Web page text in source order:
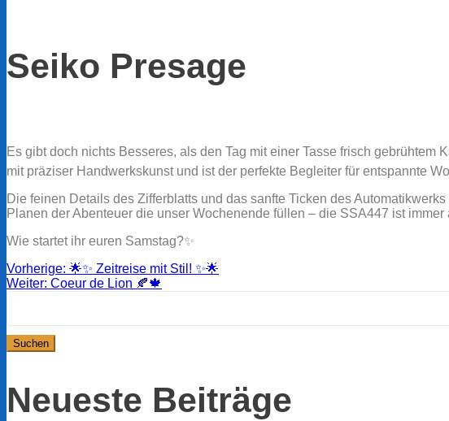
Seiko Presage
Es gibt doch nichts Besseres, als den Tag mit einer Tasse frisch
mit präziser Handwerkskunst und ist der perfekte Begleiter für entspannte
Die feinen Details des Zifferblatts und das sanfte Ticken des
Planen der Abenteuer die unser Wochenende füllen – die SSA447 ist immer
Wie startet ihr euren Samstag?✨
Beitragsnavigation
Vorherige: Vorheriger
Beitrag:
🌟✨ Zeitreise mit Stil! ✨🌟
Weiter: Nächster
Coeur de Lion 🍂🍁
Neueste Beiträge